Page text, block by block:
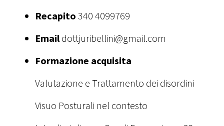
Recapito 340 4099769
Emaildottjuribellini@gmail.com
Formazione acquisita
Valutazione e Trattamento dei disordini
Visuo Posturali nel contesto